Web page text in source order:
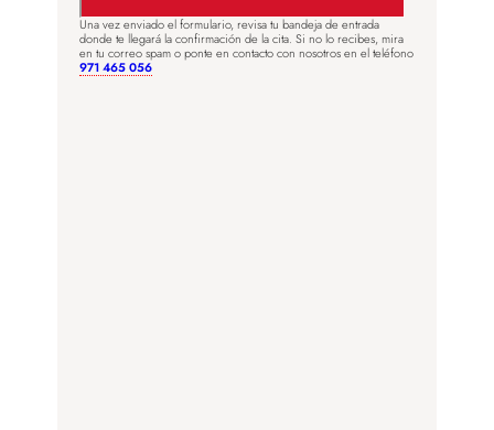
Una vez enviado el formulario, revisa tu bandeja de entrada
donde te llegará la confirmación de la cita. Si no lo recibes, mira
en tu correo spam o ponte en contacto con nosotros en el teléfono
971 465 056